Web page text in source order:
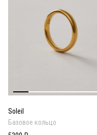
Soleil
Базовое кольцо